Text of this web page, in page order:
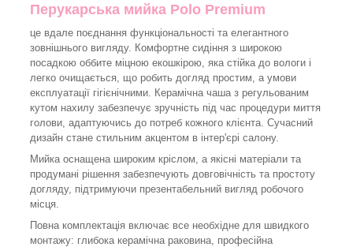
Перукарська мийка Polo Premium
це вдале поєднання функціональності та елегантного
зовнішнього вигляду. Комфортне сидіння з широкою
посадкою оббите міцною екошкірою, яка стійка до вологи і
легко очищається, що робить догляд простим, а умови
експлуатації гігієнічними. Керамічна чаша з регульованим
кутом нахилу забезпечує зручність під час процедури миття
голови, адаптуючись до потреб кожного клієнта. Сучасний
дизайн стане стильним акцентом в інтер'єрі салону.
Мийка оснащена широким кріслом, а якісні матеріали та
продумані рішення забезпечують довговічність та простоту
догляду, підтримуючи презентабельний вигляд робочого
місця.
Повна комплектація включає все необхідне для швидкого
монтажу: глибока керамічна раковина, професійна